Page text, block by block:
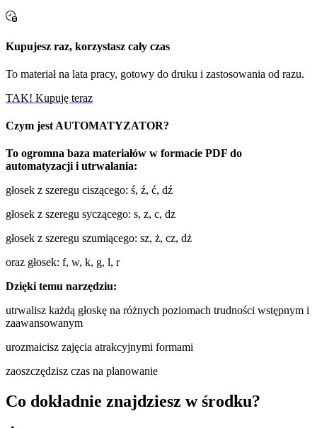
Kupujesz raz, korzystasz cały czas
To materiał na lata pracy, gotowy do druku i zastosowania od razu.
TAK! Kupuję teraz
Czym jest AUTOMATYZATOR?
To ogromna baza materiałów w formacie PDF do
automatyzacji i utrwalania:
głosek z szeregu ciszącego: ś, ź, ć, dź
głosek z szeregu syczącego: s, z, c, dz
głosek z szeregu szumiącego: sz, ż, cz, dż
oraz głosek: f, w, k, g, l, r
Dzięki temu narzędziu:
utrwalisz każdą głoskę na różnych poziomach trudności wstępnym i
zaawansowanym
urozmaicisz zajęcia atrakcyjnymi formami
zaoszczędzisz czas na planowanie
Co dokładnie znajdziesz w środku?